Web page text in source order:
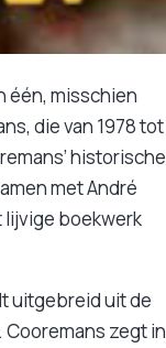
één, misschien
die van 1978 tot
historische
met André
boekwerk
uitgebreid uit de
zegt in